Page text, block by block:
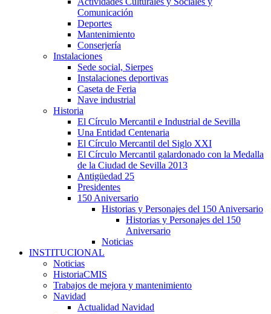
Comunicación
Deportes
Mantenimiento
Conserjería
Instalaciones
Sede social, Sierpes
Instalaciones deportivas
Caseta de Feria
Nave industrial
Historia
El Círculo Mercantil e Industrial de Sevilla
Una Entidad Centenaria
El Círculo Mercantil del Siglo XXI
El Círculo Mercantil galardonado con la Medalla
de la Ciudad de Sevilla 2013
Antigüedad 25
Presidentes
150 Aniversario
Historias y Personajes del 150 Aniversario
Historias y Personajes del 150
Aniversario
Noticias
INSTITUCIONAL
Noticias
HistoriaCMIS
Trabajos de mejora y mantenimiento
Navidad
Actualidad Navidad